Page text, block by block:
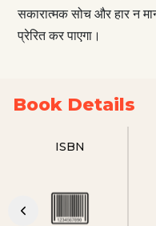
सकारात्मक सोच और हार न
प्रेरित कर पाएगा।
Book Details
ISBN